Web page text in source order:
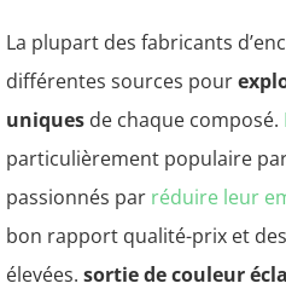
La plupart des fabricants
différentes sources pour
uniques de chaque composé.
particulièrement populaire
passionnés par réduire leur
bon rapport qualité-prix et
élevées. sortie de couleur